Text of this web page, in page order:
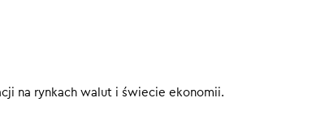
na rynkach walut i świecie ekonomii.